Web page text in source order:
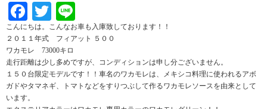
Facebook
Twitter
こんにちは。こんなお車も入庫致しております！！
２０１１年式 フィアット ５００
ワカモレ 73000キロ
走行距離は少し多めですが、コンディションは申し分ございません。
１５０台限定モデルです！！車名のワカモレは、メキシコ料理に使われるアボ
ガドやタマネギ、トマトなどをすりつぶして作るワカモレソースを由来として
います。